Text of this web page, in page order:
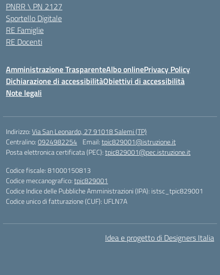
PNRR \ PN 2127
Sportello Digitale
RE Famiglie
RE Docenti
Amministrazione TrasparenteAlbo onlinePrivacy Policy
Dichiarazione di accessibilitàObiettivi di accessibilità
Note legali
Indirizzo:Via San Leonardo, 27 91018 Salemi (TP)
Centralino:0924982254 Email:tpic829001@istruzione.it
Posta elettronica certificata (PEC):tpic829001@pec.istruzione.it
Codice fiscale: 81000150813
Codice meccanografico:tpic829001
Codice Indice delle Pubbliche Amministrazioni (IPA): istsc_tpic829001
Codice unico di fatturazione (CUF): UFLN7A
Idea e progetto di Designers Italia